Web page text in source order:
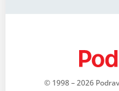
© 1998 – 2026